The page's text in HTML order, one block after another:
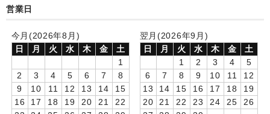
メロディ時計(個別)
知育時計
制服メモリー
お絵かきギャラリー
自作オリジナル時計
営業日
今月(2026年8月)
日
月 火 水 木 金
土
1
2
3 4 5 6 7
8
9
10 11 12 13 14
15
16
17 18 19 20 21
22
翌月(2026年9月)
日
月 火 水 木 金
土
1
2 3 4
5
6
7 8 9 10 11
12
13
14 15 16 17 18
19
20
21 22 23 24 25
26